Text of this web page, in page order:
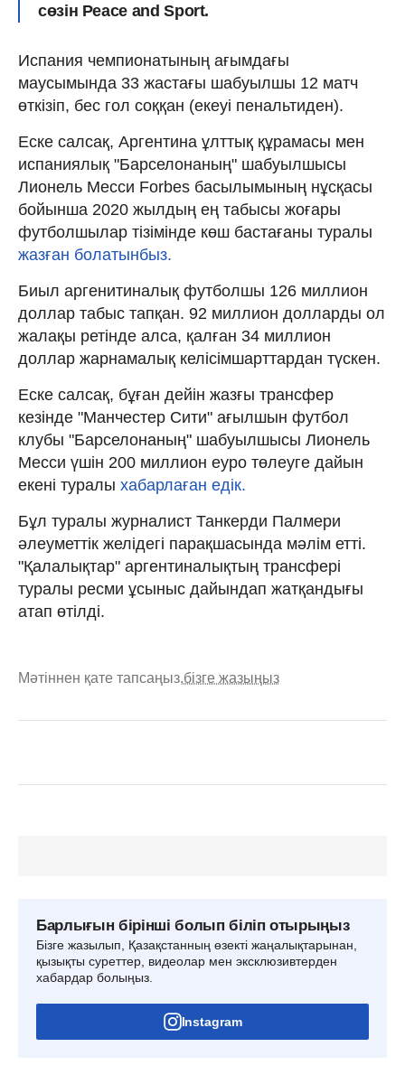
сөзін Peace and Sport.
Испания чемпионатының ағымдағы
маусымында 33 жастағы шабуылшы 12 матч
өткізіп, бес гол соққан (екеуі пенальтиден).
Еске салсақ, Аргентина ұлттық құрамасы мен
испаниялық "Барселонаның" шабуылшысы
Лионель Месси Forbes басылымының нұсқасы
бойынша 2020 жылдың ең табысы жоғары
футболшылар тізімінде көш бастағаны туралы
жазған болатынбыз.
Биыл аргенитиналық футболшы 126 миллион
доллар табыс тапқан. 92 миллион долларды ол
жалақы ретінде алса, қалған 34 миллион
доллар жарнамалық келісімшарттардан түскен.
Еске салсақ, бұған дейін жазғы трансфер
кезінде "Манчестер Сити" ағылшын футбол
клубы "Барселонаның" шабуылшысы Лионель
Месси үшін 200 миллион еуро төлеуге дайын
екені туралы хабарлаған едік.
Бұл туралы журналист Танкерди Палмери
әлеуметтік желідегі парақшасында мәлім етті.
"Қалалықтар" аргентиналықтың трансфері
туралы ресми ұсыныс дайындап жатқандығы
атап өтілді.
Мәтіннен қате тапсаңыз,бізге жазыңыз
Барлығын бірінші болып біліп отырыңыз
Бізге жазылып, Қазақстанның өзекті жаңалықтарынан,
қызықты суреттер, видеолар мен эксклюзивтерден
хабардар болыңыз.
Instagram